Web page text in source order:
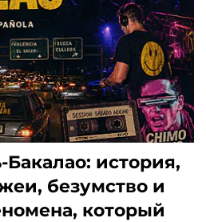
история,
безумство и
который